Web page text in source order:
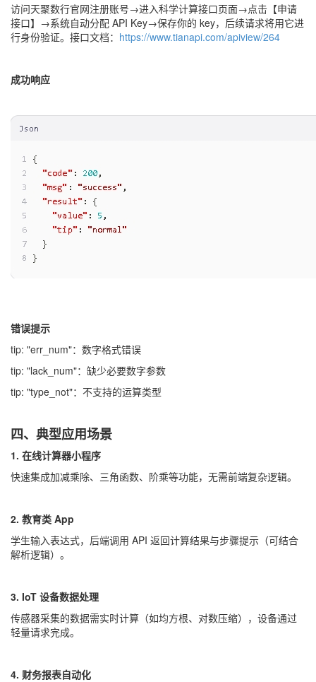
访问天聚数行官网注册账号→进入科学计算接口页面→点击【申请
接口】→系统自动分配 API Key→保存你的 key，后续请求将用它进
行身份验证。接口文档： https://www.tianapi.com/apiview/264
成功响应
错误提示
tip: "err_num"：数字格式错误
tip: "lack_num"：缺少必要数字参数
tip: "type_not"：不支持的运算类型
四、典型应用场景
1. 在线计算器小程序
快速集成加减乘除、三角函数、阶乘等功能，无需前端复杂逻辑。
2. 教育类 App
学生输入表达式，后端调用 API 返回计算结果与步骤提示（可结合
解析逻辑）。
3. IoT 设备数据处理
传感器采集的数据需实时计算（如均方根、对数压缩），设备通过
轻量请求完成。
4. 财务报表自动化